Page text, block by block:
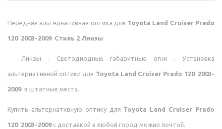
Передняя альтернативная оптика для Toyota Land Cruiser Prado
120 2003-2009 Стиль 2 Линзы
Линзы . Светодиодные габаритные огни . Установка
альтернативной оптики для Toyota Land Cruiser Prado 120 2003-
2009 в штатные места.
Купить альтернативную оптику для Toyota Land Cruiser Prado
120 2003-2009 с доставкой в любой город можно почтой.